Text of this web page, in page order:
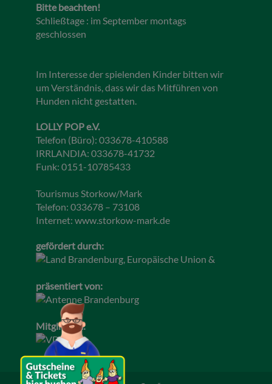
Bitte beachten!
Schließtage : im September montags
geschlossen
Im Interesse der spielenden Kinder bitten wir
um Verständnis, dass wir das Mitführen von
Hunden nicht gestatten.
LOLLY POP e.V.
Telefon (Büro): 033678-410588
IRRLANDIA: 033678-41732
Funk: 0151-10785433
Tourismus Storkow/Mark
Telefon: 033678 – 73108
Internet: www.storkow-mark.de
gefördert durch:
präsentiert von:
Mitglied im: